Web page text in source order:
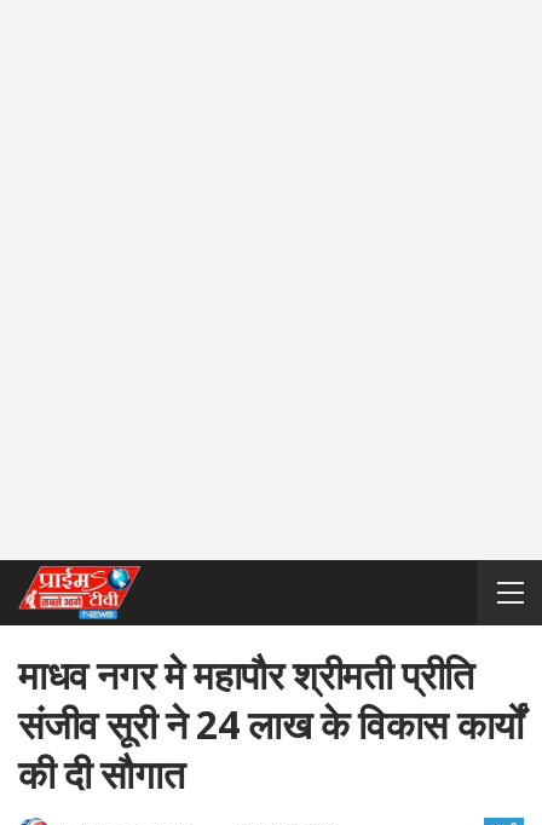
माधव नगर मे महापौर श्रीमती प्रीति
संजीव सूरी ने 24 लाख के विकास कार्यों
की दी सौगात